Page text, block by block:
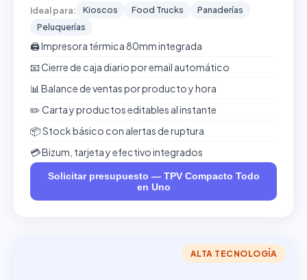
Ideal para: Kioscos Food Trucks
Panaderías
Peluquerías
🖨️ Impresora térmica 80mm integrada
📧 Cierre de caja diario por email automático
📊 Balance de ventas por producto y hora
✏️ Carta y productos editables al instante
📦 Stock básico con alertas de ruptura
💳 Bizum, tarjeta y efectivo integrados
Solicitar presupuesto — TPV Compacto Todo
en Uno
ALTA TECNOLOGÍA